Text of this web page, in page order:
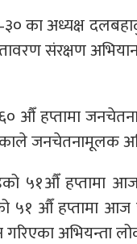
का अध्यक्ष
संरक्षण
औँ हप्तामा
जनचेतनामूलक
५१औँ हप्तामा
५१ औँ हप्तामा
अभियन्ता